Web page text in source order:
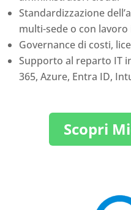
Standardizzazione
multi-sede o con
Governance di costi,
Supporto al reparto IT
365, Azure, Entra ID,
Scopri